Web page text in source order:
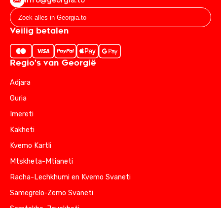
Veilig betalen
Regio's van Georgië
Adjara
Guria
Imereti
Kakheti
Kvemo Kartli
Mtskheta-Mtianeti
Racha-Lechkhumi en Kvemo Svaneti
Samegrelo-Zemo Svaneti